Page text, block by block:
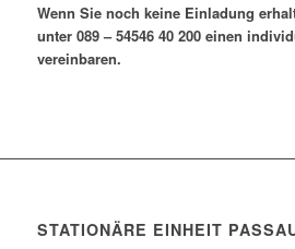
Wenn Sie noch keine Einladung
unter 089 – 54546 40 200 einen
vereinbaren.
STATIONÄRE EINHEIT